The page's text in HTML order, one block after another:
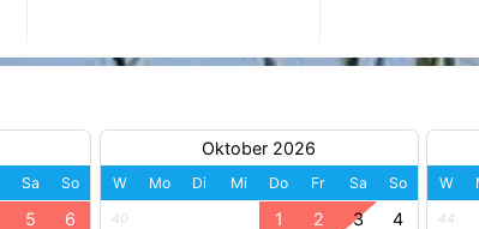
Sa So
5 6
Oktober 2026
W Mo Di Mi Do Fr Sa So
40 1 2 3 4
W
44